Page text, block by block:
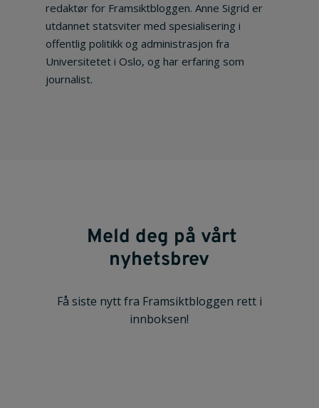
redaktør for Framsiktbloggen. Anne Sigrid er
utdannet statsviter med spesialisering i
offentlig politikk og administrasjon fra
Universitetet i Oslo, og har erfaring som
journalist.
Meld deg på vårt
nyhetsbrev
Få siste nytt fra Framsiktbloggen rett i
innboksen!